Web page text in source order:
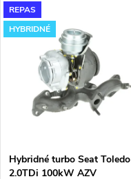
d
e
Najdrahšie
Najpredávanejšie
V
ý
s
REPAS
HYBRIDNÉ
Hybridné turbo Seat Toledo
2.0TDi 100kW AZV